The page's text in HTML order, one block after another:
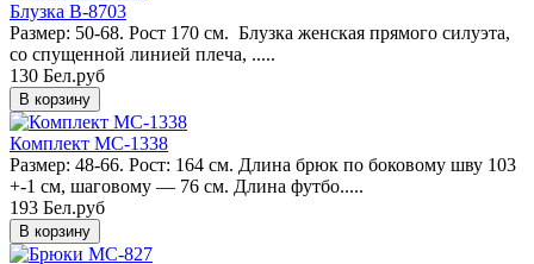
Блузка B-8703
Размер: 50-68. Рост 170 см. Блузка женская прямого силуэта,
со спущенной линией плеча, .....
130 Бел.руб
Комплект MC-1338
Размер: 48-66. Рост: 164 см. Длина брюк по боковому шву 103
+-1 см, шаговому — 76 см. Длина футбо.....
193 Бел.руб